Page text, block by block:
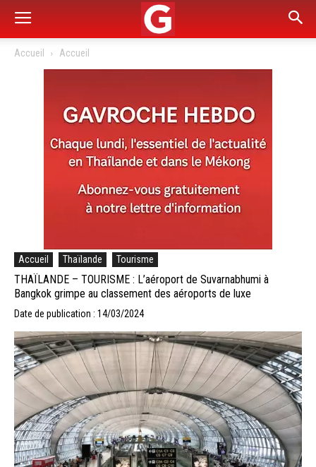
Accueil Accueil
Accueil Thaïlande Tourisme
THAÏLANDE – TOURISME : L’aéroport de Suvarnabhumi à
Bangkok grimpe au classement des aéroports de luxe
Date de publication : 14/03/2024